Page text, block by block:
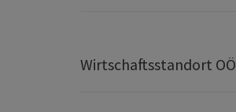
Wirtschaftsstandort OÖ